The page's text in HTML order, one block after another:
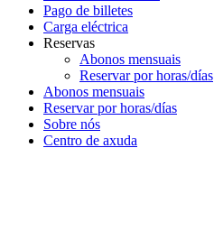
Pago de billetes
Carga eléctrica
Reservas
Abonos mensuais
Reservar por horas/días
Abonos mensuais
Reservar por horas/días
Sobre nós
Centro de axuda